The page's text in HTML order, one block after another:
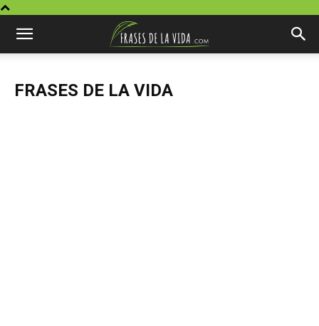
FRASES DE LA VIDA